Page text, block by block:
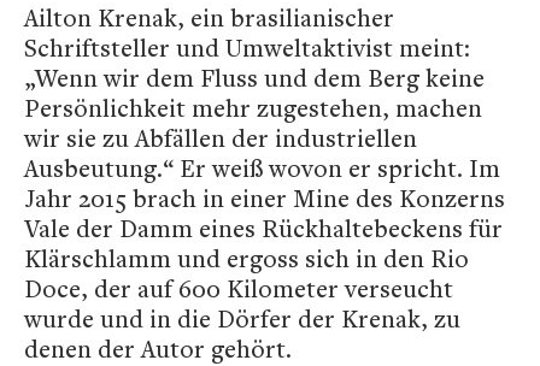
Ailton Krenak, ein brasilianischer
Schriftsteller und Umweltaktivist meint:
„Wenn wir dem Fluss und dem Berg keine
Persönlichkeit mehr zugestehen, machen
wir sie zu Abfällen der industriellen
Ausbeutung.“ Er weiß wovon er spricht. Im
Jahr 2015 brach in einer Mine des Konzerns
Vale der Damm eines Rückhaltebeckens für
Klärschlamm und ergoss sich in den Rio
Doce, der auf 600 Kilometer verseucht
wurde und in die Dörfer der Krenak, zu
denen der Autor gehört.